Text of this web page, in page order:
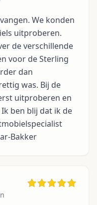
We konden
uitproberen.
de verschillende
voor de Sterling
dan
was. Bij de
uitproberen en
ben blij dat ik de
Bakker